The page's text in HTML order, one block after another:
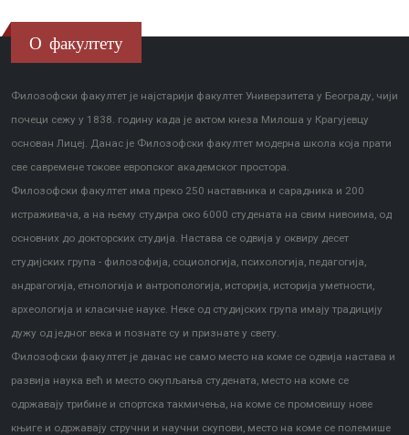
О факултету
Филозофски факултет је најстарији факултет Универзитета у Београду, чији
почеци сежу у 1838. годину када је актом кнеза Милоша у Крагујевцу
основан Лицеј. Данас је Филозофски факултет модерна школа која прати
све савремене токове европског академског простора.
Филозофски факултет има преко 250 наставника и сарадника и 200
истраживача, а на њему студира око 6000 студената на свим нивоима, од
основних до докторских студија. Настава се одвија у оквиру десет
студијских група - филозофија, социологија, психологија, педагогија,
андрагогија, етнологија и антропологија, историја, историја уметности,
археологија и класичне науке. Неке од студијских група имају традицију
дужу од једног века и познате су и признате у свету.
Филозофски факултет је данас не само место на коме се одвија настава и
развија наука већ и место окупљања студената, место на коме се
одржавају трибине и спортска такмичења, на коме се промовишу нове
књиге и одржавају стручни и научни скупови, место на коме се полемише